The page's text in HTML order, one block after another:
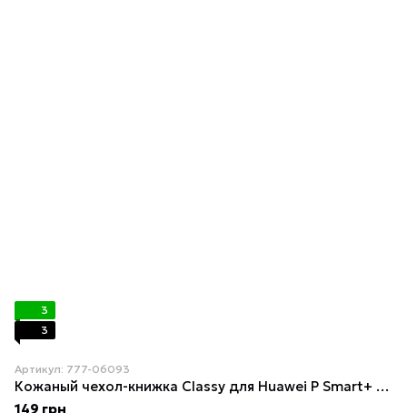
3
3
Артикул: 777-06093
Кожаный чехол-книжка Classy для Huawei P Smart+ (nova 3i) Rose Gold
149 грн